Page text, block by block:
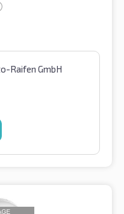
Raifen GmbH